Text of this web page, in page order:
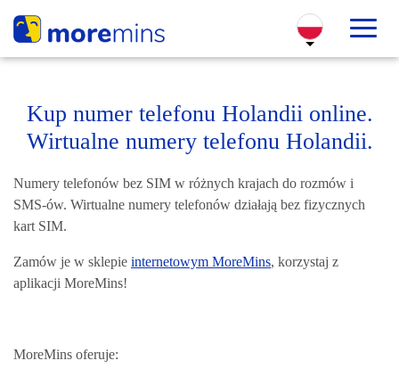
Kup numer telefonu Holandii online.
Wirtualne numery telefonu Holandii.
Numery telefonów bez SIM w różnych krajach do rozmów i
SMS-ów. Wirtualne numery telefonów działają bez fizycznych
kart SIM.
Zamów je w sklepie internetowym MoreMins, korzystaj z
aplikacji MoreMins!
MoreMins oferuje: